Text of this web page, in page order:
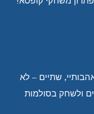
שתיים – לא
ולשחק בסולמות